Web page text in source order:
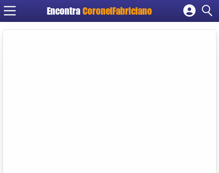
Encontra CoronelFabriciano
Cadastrar empresa